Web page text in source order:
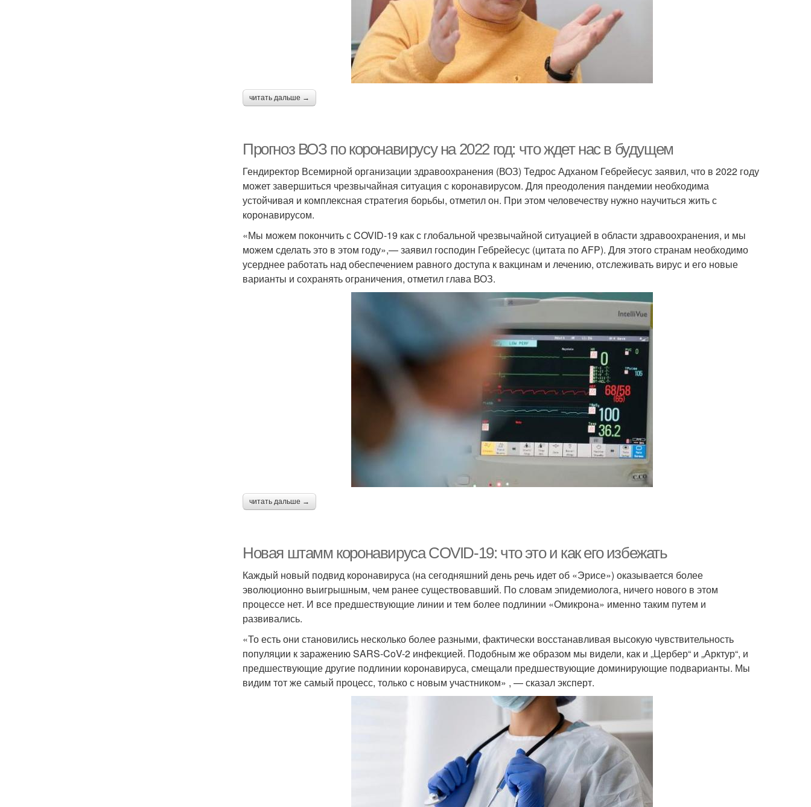
читать дальше →
Прогноз ВОЗ по коронавирусу на 2022 год: что ждет нас в будущем
Гендиректор Всемирной организации здравоохранения (ВОЗ) Тедрос Адханом Гебрейесус заявил, что в 2022 году
может завершиться чрезвычайная ситуация с коронавирусом. Для преодоления пандемии необходима
устойчивая и комплексная стратегия борьбы, отметил он. При этом человечеству нужно научиться жить с
коронавирусом.
«Мы можем покончить с COVID-19 как с глобальной чрезвычайной ситуацией в области здравоохранения, и мы
можем сделать это в этом году»,— заявил господин Гебрейесус (цитата по AFP). Для этого странам необходимо
усерднее работать над обеспечением равного доступа к вакцинам и лечению, отслеживать вирус и его новые
варианты и сохранять ограничения, отметил глава ВОЗ.
читать дальше →
Новая штамм коронавируса COVID-19: что это и как его избежать
Каждый новый подвид коронавируса (на сегодняшний день речь идет об «Эрисе») оказывается более
эволюционно выигрышным, чем ранее существовавший. По словам эпидемиолога, ничего нового в этом
процессе нет. И все предшествующие линии и тем более подлинии «Омикрона» именно таким путем и
развивались.
«То есть они становились несколько более разными, фактически восстанавливая высокую чувствительность
популяции к заражению SARS-CoV-2 инфекцией. Подобным же образом мы видели, как и „Цербер“ и „Арктур“, и
предшествующие другие подлинии коронавируса, смещали предшествующие доминирующие подварианты. Мы
видим тот же самый процесс, только с новым участником» , — сказал эксперт.